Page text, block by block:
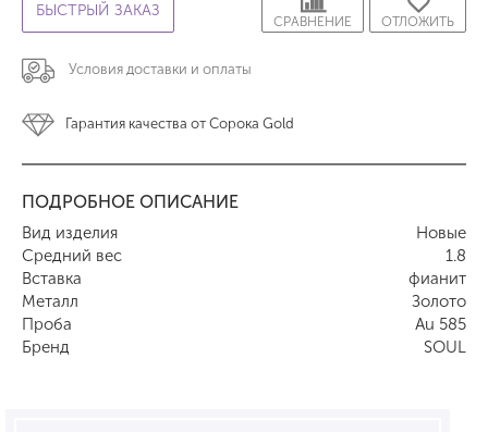
БЫСТРЫЙ ЗАКАЗ
ОТЛОЖИТЬ
СРАВНЕНИЕ
Условия доставки и оплаты
Гарантия качества от Сорока Gold
ПОДРОБНОЕ ОПИСАНИЕ
Вид изделия
Новые
Средний вес
1.8
Вставка
фианит
Металл
Золото
Проба
Au 585
Бренд
SOUL